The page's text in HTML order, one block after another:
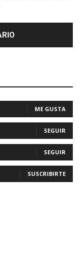
ME GUSTA
SEGUIR
SEGUIR
SUSCRIBIRTE